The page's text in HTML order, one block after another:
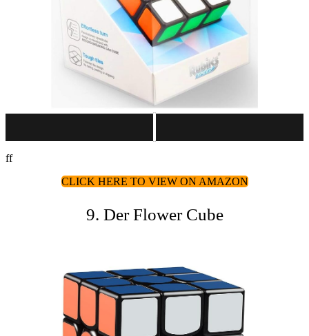
ff
CLICK HERE TO VIEW ON AMAZON
9. Der Flower Cube